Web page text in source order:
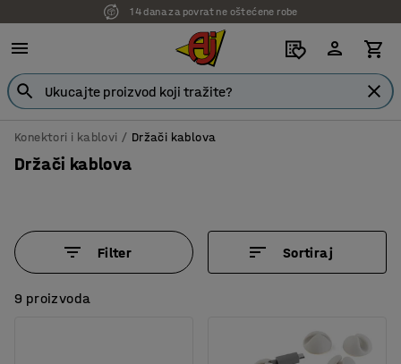
7 godina garancije
Konektori i kablovi Držači kablova
Držači kablova
Filter Sortiraj
9 proizvoda